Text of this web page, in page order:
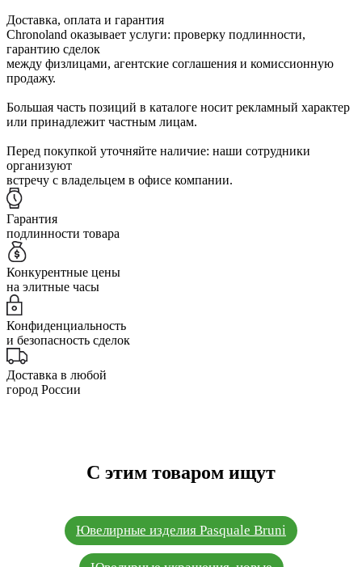
Доставка, оплата и гарантия
Chronoland оказывает услуги: проверку подлинности,
гарантию сделок
между физлицами, агентские соглашения и комиссионную
продажу.
Большая часть позиций в каталоге носит рекламный характер
или принадлежит частным лицам.
Перед покупкой уточняйте наличие: наши сотрудники
организуют
встречу с владельцем в офисе компании.
Гарантия
подлинности товара
Конкурентные цены
на элитные часы
Конфиденциальность
и безопасность сделок
Доставка в любой
город России
С этим товаром ищут
Ювелирные изделия Pasquale Bruni